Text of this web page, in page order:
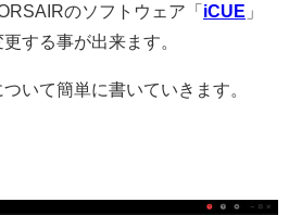
のソフトウェア「 iCUE 」
する事が出来ます。
いて簡単に書いていきます。